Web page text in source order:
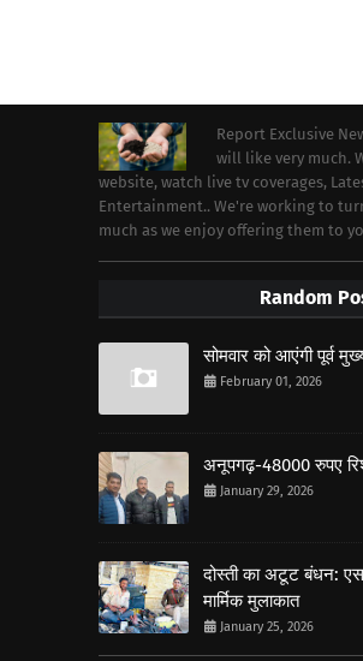
Report Exclusive
will like very much.
website, watch live tv coverages,
Entertainment.. We're working to
much as we enjoy offering them to
Random
सोमवार को आएंगी पूर्व
February 01, 2026
अनूपगढ़-48000 रुपए
January 29, 2026
दोस्ती का अटूट बंधन:
मार्मिक मुलाकात
January 25, 2026